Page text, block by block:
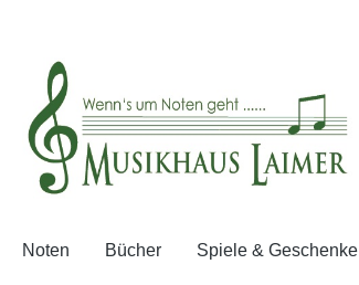
Noten Bücher Spiele & Geschenke